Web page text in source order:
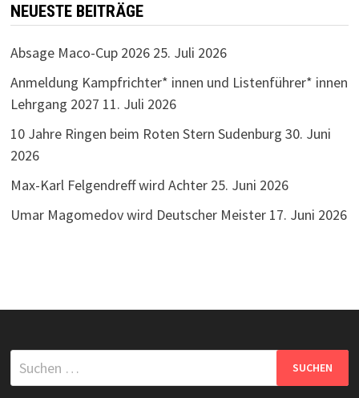
NEUESTE BEITRÄGE
Absage Maco-Cup 2026 25. Juli 2026
Anmeldung Kampfrichter* innen und Listenführer* innen
Lehrgang 2027 11. Juli 2026
10 Jahre Ringen beim Roten Stern Sudenburg 30. Juni
2026
Max-Karl Felgendreff wird Achter 25. Juni 2026
Umar Magomedov wird Deutscher Meister 17. Juni 2026
Suchen
nach: